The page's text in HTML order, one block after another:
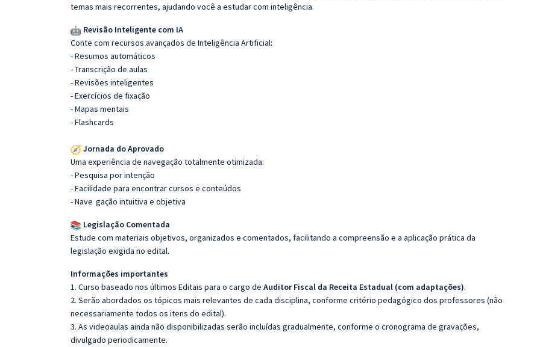
temas mais recorrentes, ajudando você a estudar com inteligência.
Revisão Inteligente com IA
Conte com recursos avançados de Inteligência Artificial:
- Resumos automáticos
- Transcrição de aulas
- Revisões inteligentes
- Exercícios de fixação
- Mapas mentais
- Flashcards
Jornada do Aprovado
Uma experiência de navegação totalmente otimizada:
- Pesquisa por intenção
- Facilidade para encontrar cursos e conteúdos
- Nave gação intuitiva e objetiva
Legislação Comentada
Estude com materiais objetivos, organizados e comentados, facilitando a compreensão e a aplicação prática da
legislação exigida no edital.
Informações importantes
1. Curso baseado nos últimos Editais para o cargo de Auditor Fiscal da Receita Estadual (com adaptações).
2. Serão abordados os tópicos mais relevantes de cada disciplina, conforme critério pedagógico dos professores (não
necessariamente todos os itens do edital).
3. As videoaulas ainda não disponibilizadas serão incluídas gradualmente, conforme o cronograma de gravações,
divulgado periodicamente.